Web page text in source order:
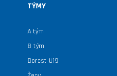
TÝMY
A tým
B tým
Dorost U19